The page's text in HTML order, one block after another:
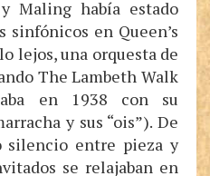
Maling había estado
en Queen’s
lejos, una orquesta de
The Lambeth Walk
en 1938 con su
y sus “ois”). De
silencio entre pieza y
se relajaban en